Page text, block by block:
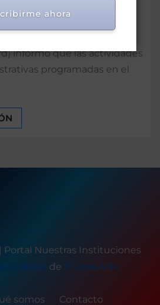
0
de la República
informó que las actividades
programadas en el
Portal Nuestras Instituciones
News de ThemeArile
somos Contacto
ahora